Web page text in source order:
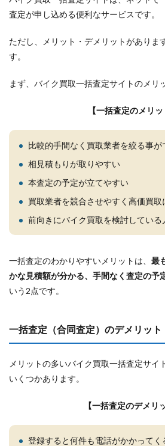
査定が申し込める便利なサービスです。
ただし、メリット・デメリットがありま
す。
まず、バイク買取一括査定サイトのメリ
【一括査定のメリッ
比較的手間なく買取業者を絞る事が
相見積もりが取りやすい
本査定の予定が立てやすい
買取業者を競合させやすく高価買
前向きにバイク買取を検討している
一括査定のわかりやすいメリットは、 最
かな見積額が分かる、手間なく査定の予
いう2点です。
一括査定（合同査定）のデメリット
メリットの多いバイク買取一括査定サイ
いくつかあります。
【一括査定のデメリ
登録すると何件も電話がかかってく